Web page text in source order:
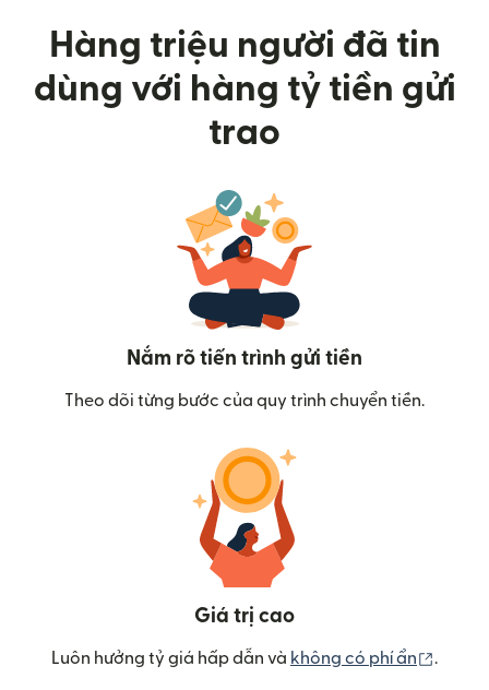
Hàng triệu người đã tin
dùng với hàng tỷ tiền gửi
trao
Nắm rõ tiến trình gửi tiền
Theo dõi từng bước của quy trình chuyển tiền.
Giá trị cao
Luôn hưởng tỷ giá hấp dẫn và không có phí ẩn .